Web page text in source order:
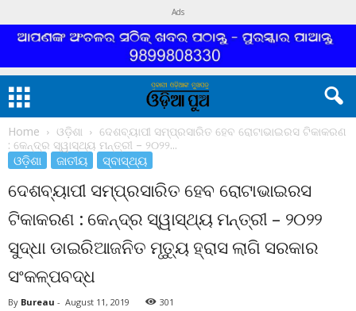
Ads
Home ଓଡ଼ିଶା
ଦେଶବ୍ୟାପୀ ସମ୍ପ୍ରସାରିତ ହେବ ରୋଟାଭାଇରସ ଟିକାକରଣ
: କେନ୍ଦ୍ର ସ୍ୱାସ୍ଥ୍ୟ ମନ୍ତ୍ରୀ – ୨୦୨୨...
ଓଡ଼ିଶା ଜାତୀୟ ସ୍ବାସ୍ଥ୍ୟ
ଦେଶବ୍ୟାପୀ ସମ୍ପ୍ରସାରିତ ହେବ ରୋଟାଭାଇରସ
ଟିକାକରଣ : କେନ୍ଦ୍ର ସ୍ୱାସ୍ଥ୍ୟ ମନ୍ତ୍ରୀ – ୨୦୨୨
ସୁଦ୍ଧା ଡାଇରିଆଜନିତ ମୃତ୍ୟୁ ହ୍ରାସ ଲାଗି ସରକାର
ସଂକଳ୍ପବଦ୍ଧ
By Bureau - August 11, 2019 301